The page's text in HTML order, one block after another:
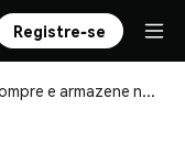
Registre-se
Compre e armazene nounspace ($SPACE) com segurança